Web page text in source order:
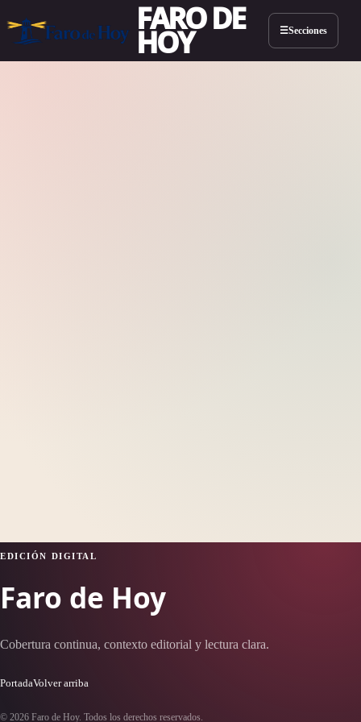
FARO DE
HOY ☰Secciones
EDICIÓN DIGITAL
Faro de Hoy
Cobertura continua, contexto editorial y lectura clara.
PortadaVolver arriba
© 2026 Faro de Hoy. Todos los derechos reservados.